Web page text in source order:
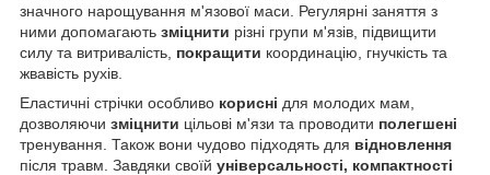
значного нарощування м'язової маси. Регулярні заняття з
ними допомагають зміцнити різні групи м'язів, підвищити
силу та витривалість, покращити координацію, гнучкість та
жвавість рухів.
Еластичні стрічки особливо корисні для молодих мам,
дозволяючи зміцнити цільові м'язи та проводити полегшені
тренування. Також вони чудово підходять для відновлення
після травм. Завдяки своїй універсальності, компактності